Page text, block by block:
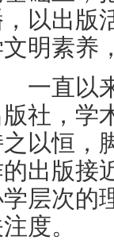
以出版
明素养
直以来
版社，学
以恒，
出版接
学层次的
度。